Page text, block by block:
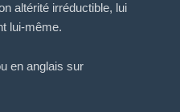
altérité irréductible, lui
lui-même.
en anglais sur